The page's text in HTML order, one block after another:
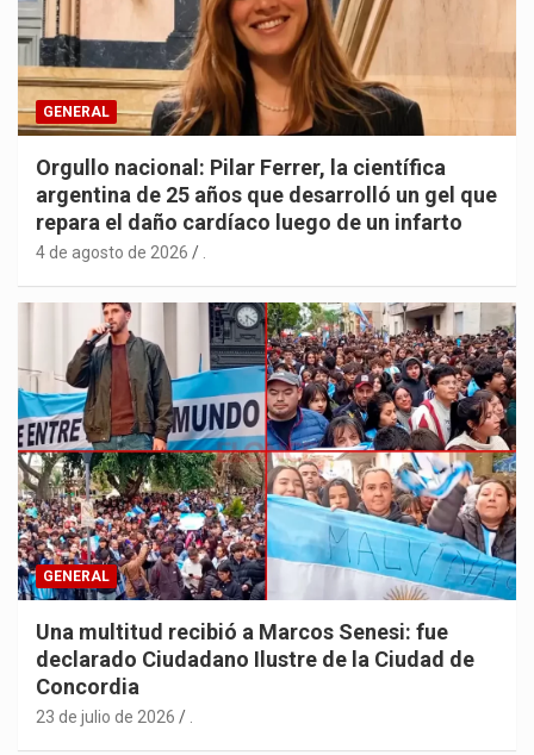
GENERAL
Orgullo nacional: Pilar Ferrer, la científica
argentina de 25 años que desarrolló un gel que
repara el daño cardíaco luego de un infarto
4 de agosto de 2026
GENERAL
Una multitud recibió a Marcos Senesi: fue
declarado Ciudadano Ilustre de la Ciudad de
Concordia
23 de julio de 2026 .